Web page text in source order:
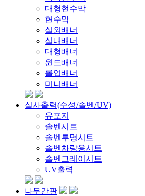
대형현수막
현수막
실외배너
실내배너
대형배너
윈드배너
롤업배너
미니배너
실사출력(수성/솔벤/UV)
유포지
솔벤시트
솔벤투명시트
솔벤차량용시트
솔벤그레이시트
UV출력
나무간판